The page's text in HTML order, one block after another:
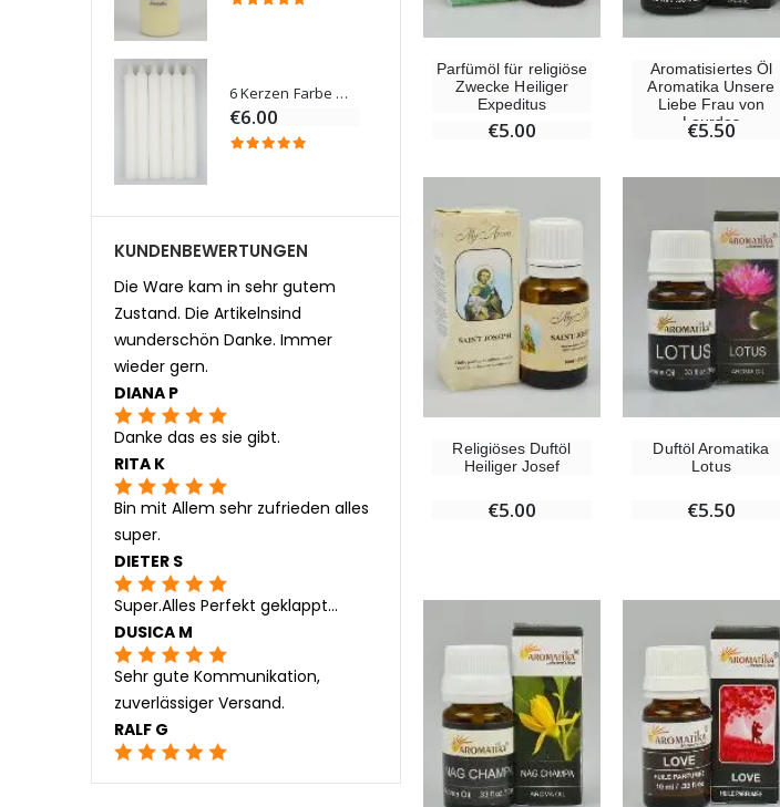
Parfümöl für religiöse
Zwecke Heiliger
Expeditus
€5.00
Aromatisiertes Öl
Aromatika Unsere
Liebe Frau von
Lourdes
€5.50
Religiöses Duftöl
Heiliger Josef
€5.00
Duftöl Aromatika
Lotus
€5.50
6 Kerzen Farbe Weiss
€6.00 €59.90
KUNDENBEWERTUNGEN
Die Ware kam in sehr gutem
Zustand. Die Artikelnsind
wunderschön Danke. Immer
wieder gern.
DIANA P
Danke das es sie gibt.
RITA K
Bin mit Allem sehr zufrieden alles
super.
DIETER S
Super.Alles Perfekt geklappt...
DUSICA M
Sehr gute Kommunikation,
zuverlässiger Versand.
RALF G